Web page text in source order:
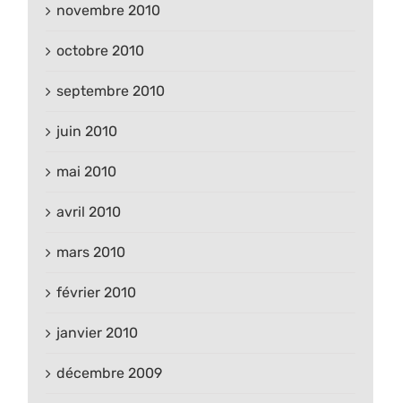
novembre 2010
octobre 2010
septembre 2010
juin 2010
mai 2010
avril 2010
mars 2010
février 2010
janvier 2010
décembre 2009